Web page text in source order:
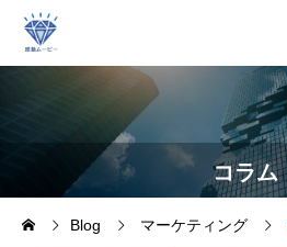
コラム
Blog マーケティング